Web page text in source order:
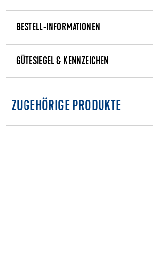
BESTELL-INFORMATIONEN
GÜTESIEGEL & KENNZEICHEN
ZUGEHÖRIGE PRODUKTE